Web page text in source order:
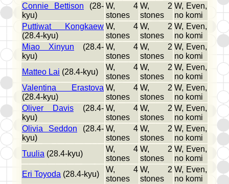
Connie Bettison (28-
kyu)
W, 4
stones
W, 2
stones
W, Even,
no komi
Puttiwat Kongkaew
(28.4-kyu)
W, 4
stones
W, 2
stones
W, Even,
no komi
Miao Xinyun (28.4-
kyu)
W, 4
stones
W, 2
stones
W, Even,
no komi
Matteo Lai (28.4-kyu)
W, 4
stones
W, 2
stones
W, Even,
no komi
Valentina Erastova
(28.4-kyu)
W, 4
stones
W, 2
stones
W, Even,
no komi
Oliver Davis (28.4-
kyu)
W, 4
stones
W, 2
stones
W, Even,
no komi
Olivia Seddon (28.4-
kyu)
W, 4
stones
W, 2
stones
W, Even,
no komi
Tuulia (28.4-kyu)
W, 4
stones
W, 2
stones
W, Even,
no komi
Eri Toyoda (28.4-kyu)
W, 4
stones
W, 2
stones
W, Even,
no komi